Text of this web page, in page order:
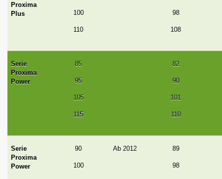
Proxima
Plus
100
110
98
108
Serie
Proxima
Power
85
95
105
115
82
90
101
110
Serie
Proxima
Power
90
100
Ab 2012 89
98